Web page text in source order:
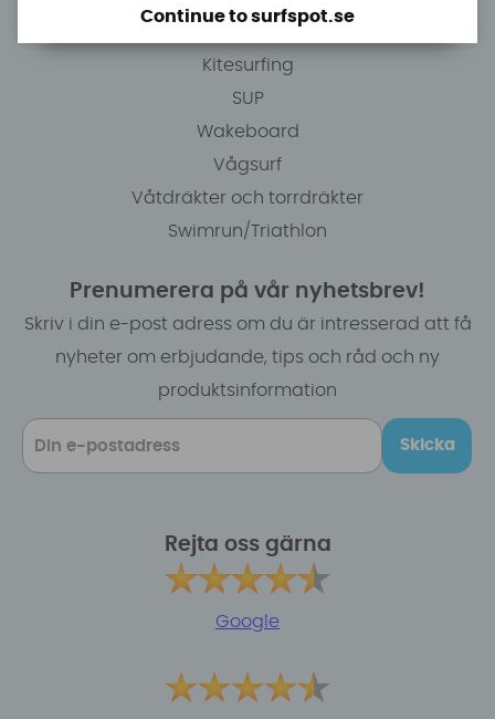
Kitesurfing
SUP
Wakeboard
Vågsurf
Våtdräkter och torrdräkter
Swimrun/Triathlon
Prenumerera på vår nyhetsbrev!
Skriv i din e-post adress om du är intresserad att få
nyheter om erbjudande, tips och råd och ny
produktsinformation
Skicka
Rejta oss gärna
Google
Continue to surfspot.se